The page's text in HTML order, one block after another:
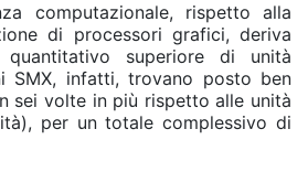
computazionale, rispetto alla
di processori grafici, deriva
quantitativo superiore di unità
SMX, infatti, trovano posto ben
sei volte in più rispetto alle unità
per un totale complessivo di